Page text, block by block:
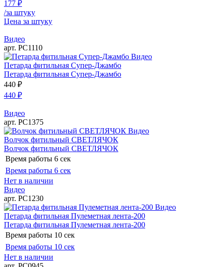
177 ₽
/за штуку
Цена за штуку
Видео
арт. РС1110
Видео
Петарда фитильная Супер-Джамбо
Петарда фитильная Супер-Джамбо
440 ₽
440 ₽
Видео
арт. РС1375
Видео
Волчок фитильный СВЕТЛЯЧОК
Волчок фитильный СВЕТЛЯЧОК
Время работы 6 сек
Время работы 6 сек
Нет в наличии
Видео
арт. РС1230
Видео
Петарда фитильная Пулеметная лента-200
Петарда фитильная Пулеметная лента-200
Время работы 10 сек
Время работы 10 сек
Нет в наличии